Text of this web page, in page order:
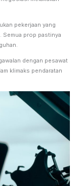
pekerjaan yang
Semua prop pastinya
dengan pesawat
klimaks pendaratan